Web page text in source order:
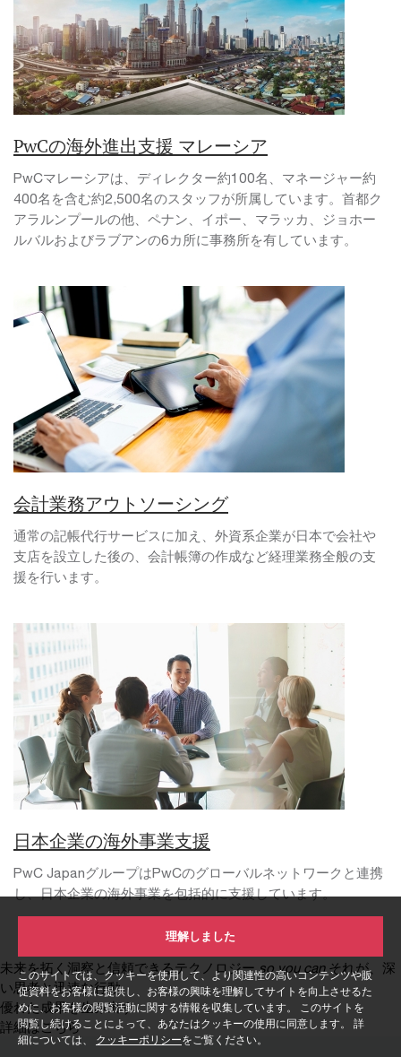
このサイトでは、クッキーを使用して、より関連性の高いコンテンツや販
促資料をお客様に提供し、お客様の興味を理解してサイトを向上させるた
めに、お客様の閲覧活動に関する情報を収集しています。 このサイトを
閲覧し続けることによって、あなたはクッキーの使用に同意します。 詳
細については、 クッキーポリシーをご覧ください。
理解しました
PwCの海外進出支援 マレーシア
PwCマレーシアは、ディレクター約100名、マネージャー約
400名を含む約2,500名のスタッフが所属しています。首都ク
アラルンプールの他、ペナン、イポー、マラッカ、ジョホー
ルバルおよびラブアンの6カ所に事務所を有しています。
会計業務アウトソーシング
通常の記帳代行サービスに加え、外資系企業が日本で会社や
支店を設立した後の、会計帳簿の作成など経理業務全般の支
援を行います。
日本企業の海外事業支援
PwC JapanグループはPwCのグローバルネットワークと連携
し、日本企業の海外事業を包括的に支援しています。
未来を拓く洞察と信頼できるテクノロジー so you can それが、深
い思考と迅速な行動、
優れた成果を生み出す
詳細はこちら